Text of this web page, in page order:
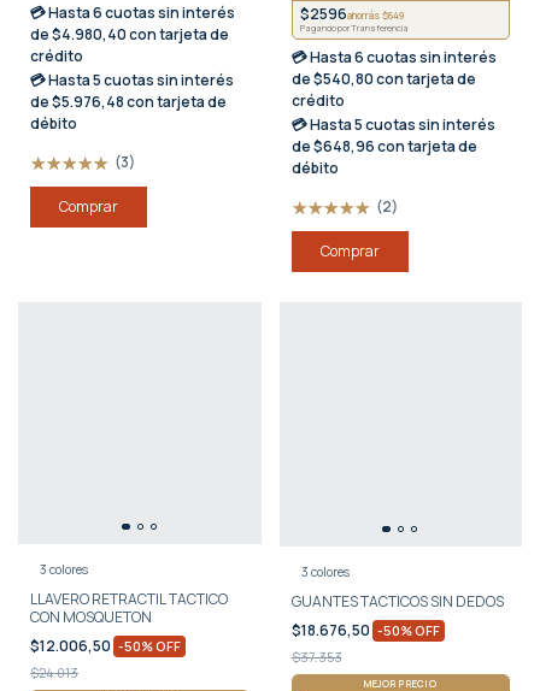
💳 Hasta6 cuotas sin interés
de $4.980,40 con tarjeta de
crédito
💳 Hasta5 cuotas sin interés
de $5.976,48 con tarjeta de
débito
(3)
$2596ahorrás $649
Pagando por Transferencia
💳 Hasta6 cuotas sin interés
de $540,80 con tarjeta de
crédito
💳 Hasta5 cuotas sin interés
de $648,96 con tarjeta de
débito
(2)
Comprar
3 colores
LLAVERO RETRACTIL TACTICO
CON MOSQUETON
$12.006,50 -50%OFF
$24.013
3 colores
GUANTES TACTICOS SIN DEDOS
$18.676,50 -50%OFF
$37.353
MEJOR PRECIO